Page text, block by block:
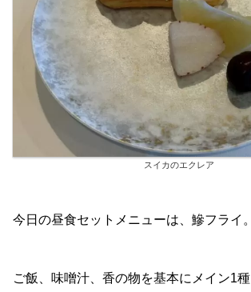
スイカのエクレア
今日の昼食セットメニューは、鰺フライ。
ご飯、味噌汁、香の物を基本にメイン1